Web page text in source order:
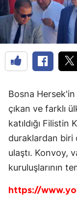
Bosna
çıkan ve farklı
katıldığı Filistin
duraklardan biri
ulaştı. Konvoy,
kuruluşlarının
https://